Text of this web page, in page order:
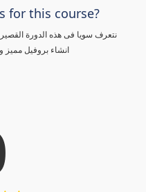
for this course?
نتعرف سويا فى هذه الدورة
انشاء بروفيل مميز و4 طرق مختلفة للحصول على وظيفة من خلاله